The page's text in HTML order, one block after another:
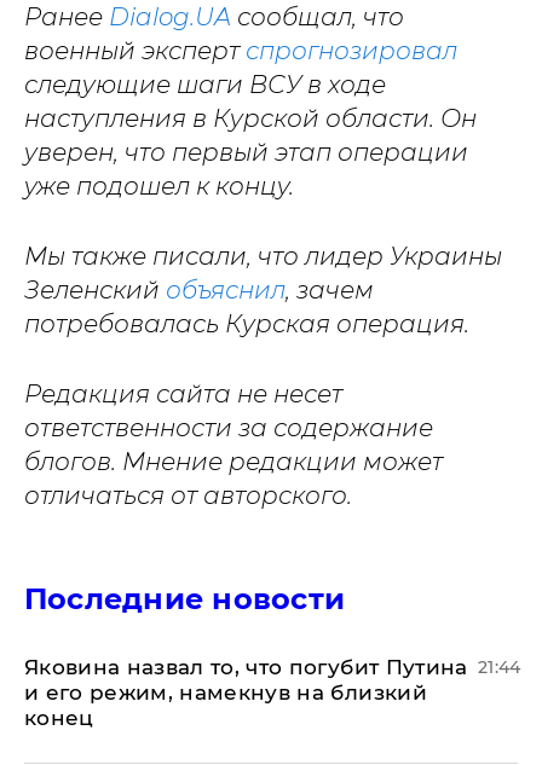
Ранее Dialog.UA сообщал, что
военный эксперт спрогнозировал
следующие шаги ВСУ в ходе
наступления в Курской области. Он
уверен, что первый этап операции
уже подошел к концу.
Мы также писали, что лидер Украины
Зеленский объяснил, зачем
потребовалась Курская операция.
Редакция сайта не несет
ответственности за содержание
блогов. Мнение редакции может
отличаться от авторского.
Последние новости
Яковина назвал то, что погубит Путина
и его режим, намекнув на близкий
конец
21:44